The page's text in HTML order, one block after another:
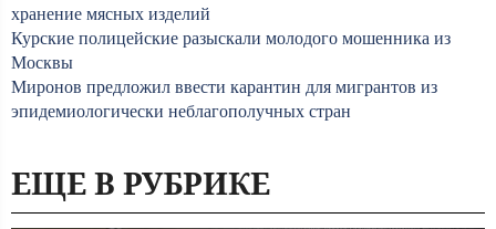
хранение мясных изделий
Курские полицейские разыскали молодого мошенника из
Москвы
Миронов предложил ввести карантин для мигрантов из
эпидемиологически неблагополучных стран
ЕЩЕ В РУБРИКЕ